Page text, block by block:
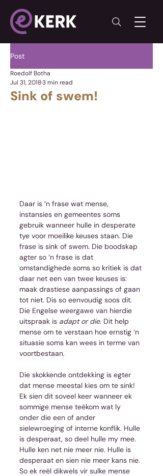
Post
Sink of swem!
Roedolf Botha
Jul 31, 20183 min read
Daar is ‘n frase wat mense,
instansies en gemeentes soms
gebruik wanneer hulle in desperate
tye voor moeilike keuses staan. Die
frase is sink of swem. Die boodskap
agter so ‘n frase is dat
omstandighede soms so kritiek is dat
daar net een van twee keuses is:
maak drastiese aanpassings of gaan
tot niet. Dis so eenvoudig soos dit.
Die Engelse weergawe van hierdie
uitspraak is adapt or die. Dit help
mense om te verstaan hoe ernstig ‘n
situasie soms kan wees in terme van
voortbestaan.
Die skokkende ontdekking is egter
dat mense meestal kies om te sink!
Ek sien dit soveel keer wanneer ek
sommige mense teëkom wat ly
onder die een of ander
sielewroeging of interne konflik. Hulle
is desperaat, so deel hulle my mee.
Hulle ken net nie meer nie. Hulle is
desperaat en sien nie meer kans nie.
So ek reël dikwels vir sulke mense